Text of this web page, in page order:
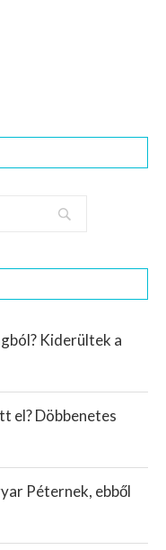
Kiderültek a
el? Döbbenetes
Péternek, ebből